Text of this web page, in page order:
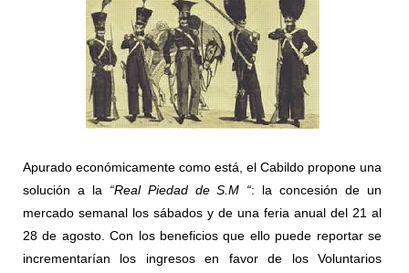
Apurado económicamente como está, el Cabildo propone una
solución a la “Real Piedad de S.M “: la concesión de un
mercado semanal los sábados y de una feria anual del 21 al
28 de agosto. Con los beneficios que ello puede reportar se
incrementarían los ingresos en favor de los Voluntarios